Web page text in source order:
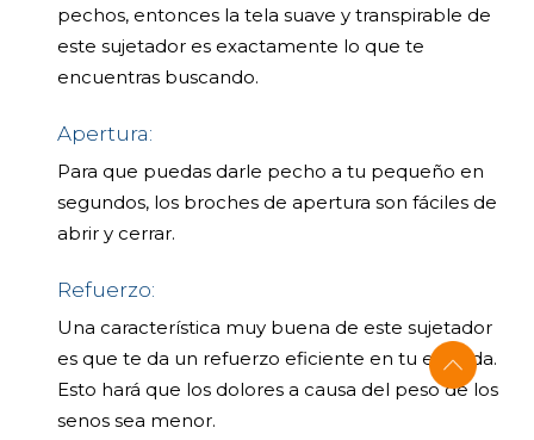
pechos, entonces la tela suave y transpirable de
este sujetador es exactamente lo que te
encuentras buscando.
Apertura:
Para que puedas darle pecho a tu pequeño en
segundos, los broches de apertura son fáciles de
abrir y cerrar.
Refuerzo:
Una característica muy buena de este sujetador
es que te da un refuerzo eficiente en tu espalda.
Esto hará que los dolores a causa del peso de los
senos sea menor.